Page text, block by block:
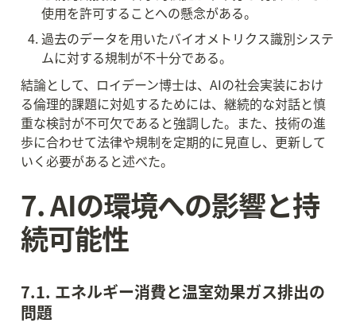
使用を許可することへの懸念がある。
過去のデータを用いたバイオメトリクス識別システ
ムに対する規制が不十分である。
結論として、ロイデーン博士は、AIの社会実装におけ
る倫理的課題に対処するためには、継続的な対話と慎
重な検討が不可欠であると強調した。また、技術の進
歩に合わせて法律や規制を定期的に見直し、更新して
いく必要があると述べた。
7. AIの環境への影響と持
続可能性
7.1. エネルギー消費と温室効果ガス排出の
問題